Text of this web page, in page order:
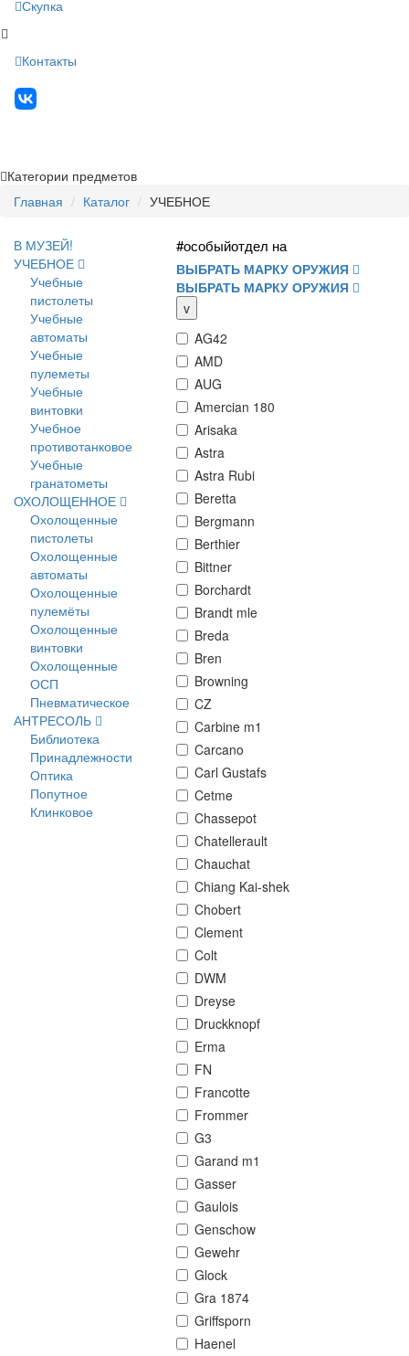
Скупка
Контакты
Категории предметов
Главная
Каталог УЧЕБНОЕ
В МУЗЕЙ!
УЧЕБНОЕ
Учебные
пистолеты
Учебные
автоматы
Учебные
пулеметы
Учебные
винтовки
Учебное
противотанковое
Учебные
гранатометы
ОХОЛОЩЕННОЕ
Охолощенные
пистолеты
Охолощенные
автоматы
Охолощенные
пулемёты
Охолощенные
винтовки
Охолощенные
ОСП
Пневматическое
АНТРЕСОЛЬ
Библиотека
Принадлежности
Оптика
Попутное
Клинковое
#особыйотдел на
ВЫБРАТЬ МАРКУ ОРУЖИЯ
ВЫБРАТЬ МАРКУ ОРУЖИЯ
v
AG42
AMD
AUG
Amercian 180
Arisaka
Astra
Astra Rubi
Beretta
Bergmann
Berthier
Bittner
Borchardt
Brandt mle
Breda
Bren
Browning
CZ
Carbine m1
Carcano
Carl Gustafs
Cetme
Chassepot
Chatellerault
Chauchat
Chiang Kai-shek
Chobert
Clement
Colt
DWM
Dreyse
Druckknopf
Erma
FN
Francotte
Frommer
G3
Garand m1
Gasser
Gaulois
Genschow
Gewehr
Glock
Gra 1874
Griffsporn
Haenel